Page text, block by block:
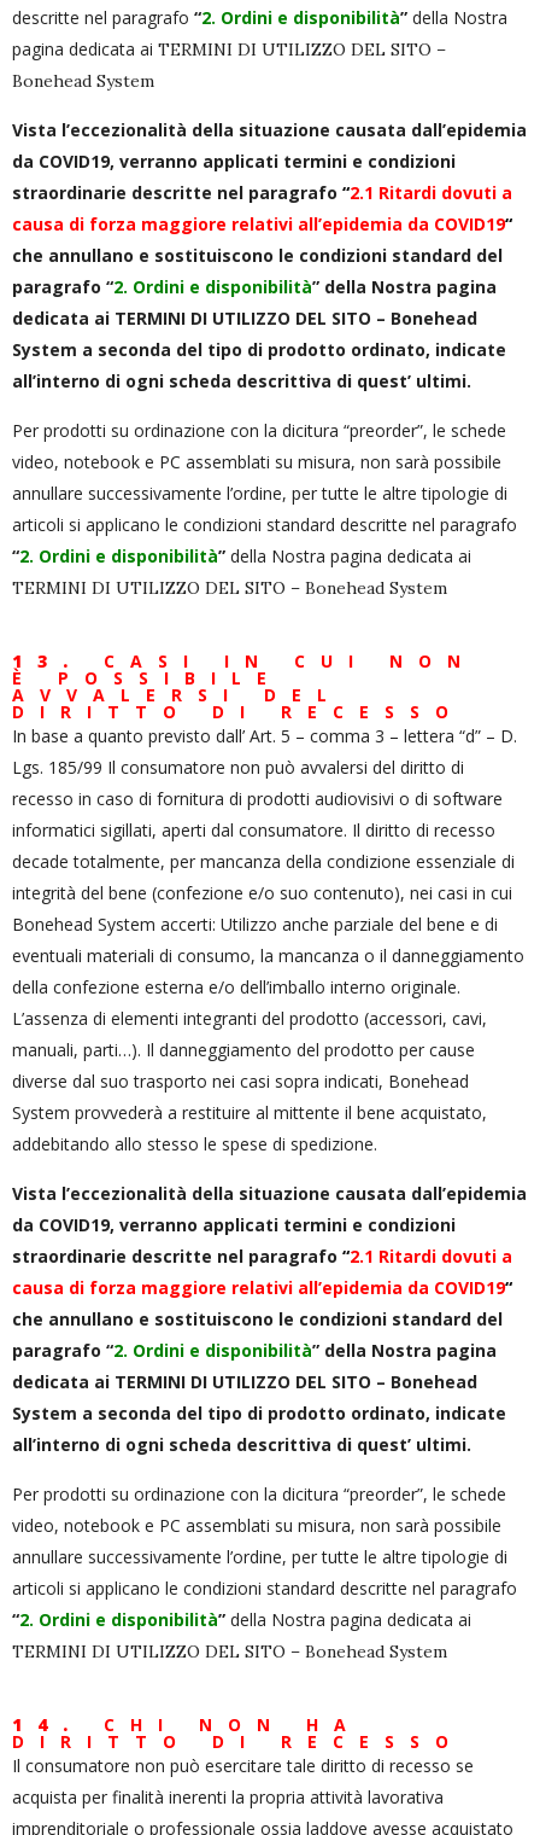
descritte nel paragrafo “2. Ordini e disponibilità” della Nostra
pagina dedicata ai TERMINI DI UTILIZZO DEL SITO –
Bonehead System
Vista l’eccezionalità della situazione causata dall’epidemia
da COVID19, verranno applicati termini e condizioni
straordinarie descritte nel paragrafo “2.1 Ritardi dovuti a
causa di forza maggiore relativi all’epidemia da COVID19“
che annullano e sostituiscono le condizioni standard del
paragrafo “2. Ordini e disponibilità” della Nostra pagina
dedicata ai TERMINI DI UTILIZZO DEL SITO – Bonehead
System a seconda del tipo di prodotto ordinato, indicate
all’interno di ogni scheda descrittiva di quest’ ultimi.
Per prodotti su ordinazione con la dicitura “preorder”, le schede
video, notebook e PC assemblati su misura, non sarà possibile
annullare successivamente l’ordine, per tutte le altre tipologie di
articoli si applicano le condizioni standard descritte nel paragrafo
“2. Ordini e disponibilità” della Nostra pagina dedicata ai
TERMINI DI UTILIZZO DEL SITO – Bonehead System
13. CASI IN CUI NON
È POSSIBILE
AVVALERSI DEL
DIRITTO DI RECESSO
In base a quanto previsto dall’ Art. 5 – comma 3 – lettera “d” – D.
Lgs. 185/99 Il consumatore non può avvalersi del diritto di
recesso in caso di fornitura di prodotti audiovisivi o di software
informatici sigillati, aperti dal consumatore. Il diritto di recesso
decade totalmente, per mancanza della condizione essenziale di
integrità del bene (confezione e/o suo contenuto), nei casi in cui
Bonehead System accerti: Utilizzo anche parziale del bene e di
eventuali materiali di consumo, la mancanza o il danneggiamento
della confezione esterna e/o dell’imballo interno originale.
L’assenza di elementi integranti del prodotto (accessori, cavi,
manuali, parti…). Il danneggiamento del prodotto per cause
diverse dal suo trasporto nei casi sopra indicati, Bonehead
System provvederà a restituire al mittente il bene acquistato,
addebitando allo stesso le spese di spedizione.
Vista l’eccezionalità della situazione causata dall’epidemia
da COVID19, verranno applicati termini e condizioni
straordinarie descritte nel paragrafo “2.1 Ritardi dovuti a
causa di forza maggiore relativi all’epidemia da COVID19“
che annullano e sostituiscono le condizioni standard del
paragrafo “2. Ordini e disponibilità” della Nostra pagina
dedicata ai TERMINI DI UTILIZZO DEL SITO – Bonehead
System a seconda del tipo di prodotto ordinato, indicate
all’interno di ogni scheda descrittiva di quest’ ultimi.
Per prodotti su ordinazione con la dicitura “preorder”, le schede
video, notebook e PC assemblati su misura, non sarà possibile
annullare successivamente l’ordine, per tutte le altre tipologie di
articoli si applicano le condizioni standard descritte nel paragrafo
“2. Ordini e disponibilità” della Nostra pagina dedicata ai
TERMINI DI UTILIZZO DEL SITO – Bonehead System
14. CHI NON HA
DIRITTO DI RECESSO
Il consumatore non può esercitare tale diritto di recesso se
acquista per finalità inerenti la propria attività lavorativa
imprenditoriale o professionale ossia laddove avesse acquistato